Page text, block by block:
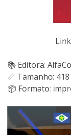
📚 Editora:
📏 Tamanho:
📦 Formato: